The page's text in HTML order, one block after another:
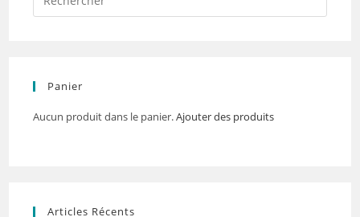
Panier
Aucun produit dans le panier.Ajouter des produits
Articles Récents